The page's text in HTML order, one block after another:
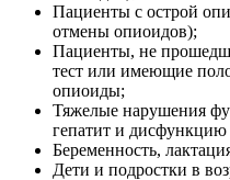
Пациенты с острой
отмены опиоидов);
Пациенты, не
тест или имеющие
опиоиды;
Тяжелые нарушения
гепатит и дисфункцию
Беременность,
Дети и подростки в